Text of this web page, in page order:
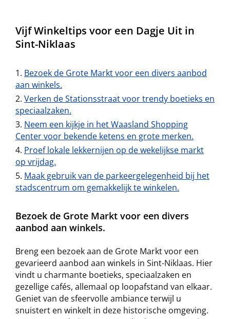
Vijf Winkeltips voor een Dagje Uit in
Sint-Niklaas
Bezoek de Grote Markt voor een divers aanbod
aan winkels.
Verken de Stationsstraat voor trendy boetieks en
speciaalzaken.
Neem een kijkje in het Waasland Shopping
Center voor bekende ketens en grote merken.
Proef lokale lekkernijen op de wekelijkse markt
op vrijdag.
Maak gebruik van de parkeergelegenheid bij het
stadscentrum om gemakkelijk te winkelen.
Bezoek de Grote Markt voor een divers
aanbod aan winkels.
Breng een bezoek aan de Grote Markt voor een
gevarieerd aanbod aan winkels in Sint-Niklaas. Hier
vindt u charmante boetieks, speciaalzaken en
gezellige cafés, allemaal op loopafstand van elkaar.
Geniet van de sfeervolle ambiance terwijl u
snuistert en winkelt in deze historische omgeving.